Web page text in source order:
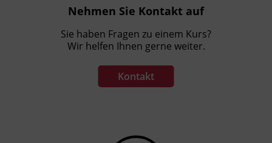
Nehmen Sie Kontakt auf
Sie haben Fragen zu einem Kurs?
Wir helfen Ihnen gerne weiter.
Kontakt